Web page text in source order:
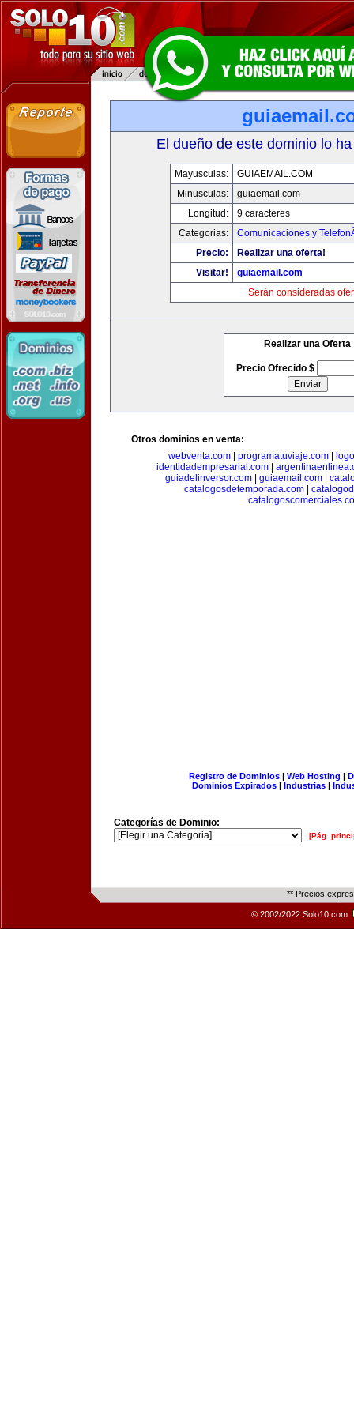
El dueño de este dominio lo
Mayusculas:
GUIAEMAIL.COM
Minusculas:
guiaemail.com
Longitud:
9 caracteres
Categorias:
Comunicaciones y
Precio:
Realizar una oferta!
Visitar!
guiaemail.com
Serán consideradas
Realizar una Oferta
Precio Ofrecido $
Otros dominios en venta:
webventa.com
programatuviaje.com
identidadempresarial.com
guiadelinversor.com| guiaemail.com|
catalogosdetemporada.com|
Registro de Dominios| Web Hosting |
Dominios Expirados | Industrias |
Categorías de Dominio:
[Pág.
** Precios
© 2002/2022 Solo10.com